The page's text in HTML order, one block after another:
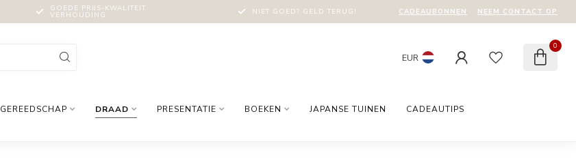
GOEDE PRIJS-KWALITEIT
VERHOUDING NIET GOED? GELD TERUG! CADEAUBONNEN NEEM CONTACT OP
EUR
0
GEREEDSCHAP DRAAD PRESENTATIE BOEKEN JAPANSE TUINEN CADEAUTIPS